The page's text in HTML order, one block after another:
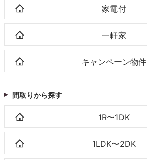
家電付
一軒家
キャンペーン物件
間取りから探す
1R〜1DK
1LDK〜2DK